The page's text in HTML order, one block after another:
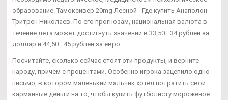
образование. Тамоксивер 20mg Лесной - Где купить Анаполон -
Тритрен Николаев. По его прогнозам, национальная валюта в
течение лета может достигнуть значений в 33,50—34 рублей за
доллар и 44,50—45 рублей за евро.
Посчитайте, сколько сейчас стоят эти продукты, и верните
народу, причем с процентами. Особенно игрока зацепило одно
письмо, в котором маленький мальчик хотел потратить свои
карманные деньги на то, чтобы купить футболисту мороженое.